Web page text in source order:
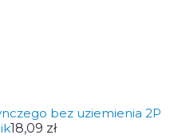
bez uziemienia 2P
18,09 zł